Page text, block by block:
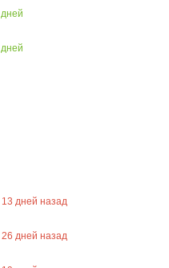
дней
дней
13 дней назад
26 дней назад